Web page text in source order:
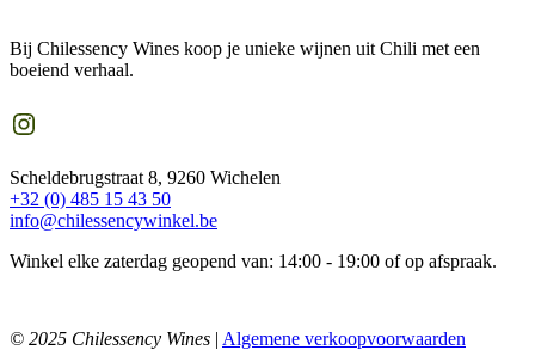
Bij Chilessency Wines koop je unieke wijnen uit Chili met een
boeiend verhaal.
Instagram
Scheldebrugstraat 8, 9260 Wichelen
+32 (0) 485 15 43 50
info@chilessencywinkel.be
Winkel elke zaterdag geopend van: 14:00 - 19:00 of op afspraak.
© 2025 Chilessency Wines | Algemene verkoopvoorwaarden